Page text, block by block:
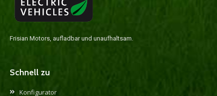
Frisian Motors, aufladbar und unaufhaltsam.
Schnell zu
Konfigurator